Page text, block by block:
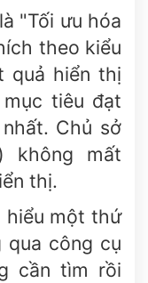
"Tối ưu hóa
theo kiểu
quả hiển thị
tiêu đạt
Chủ sở
không mất
thị.
hiểu một thứ
công cụ
cần tìm rồi